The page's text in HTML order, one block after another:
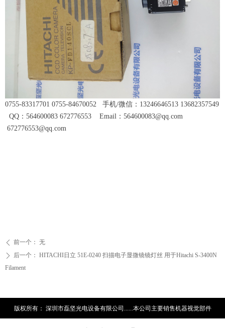
0755-83317701 0755-84670052 手机/微信：13246646513 13682357549
QQ：564600083 672776553 Email：564600083@qq.com
672776553@qq.com
ꄴ 前一个： 无
ꄲ 后一个： HITACHI日立 51E-0240 扫描电子显微镜镜灯丝 用于Hitachi S-3400N
Filament
版权所有： 深圳市磊坚光电设备有限公司......本公司主要销售机器视觉部件